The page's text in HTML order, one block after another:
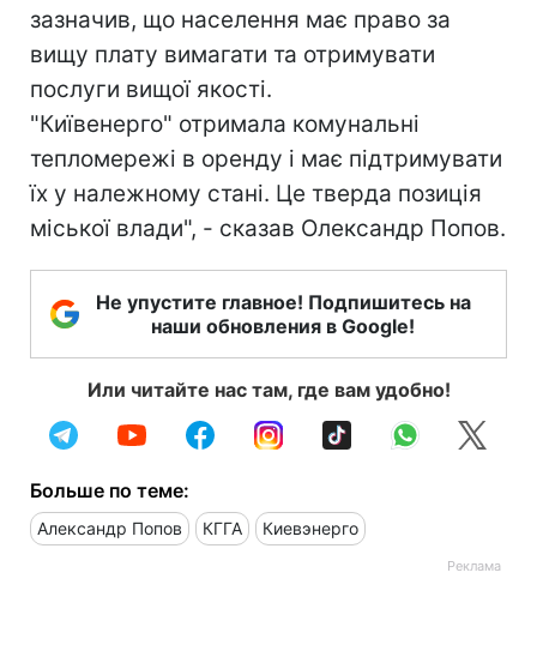
зазначив, що населення має право за
вищу плату вимагати та отримувати
послуги вищої якості.
"Київенерго" отримала комунальні
тепломережі в оренду і має підтримувати
їх у належному стані. Це тверда позиція
міської влади", - сказав Олександр Попов.
Не упустите главное! Подпишитесь на
наши обновления в Google!
Или читайте нас там, где вам удобно!
Больше по теме:
Александр Попов КГГА Киевэнерго